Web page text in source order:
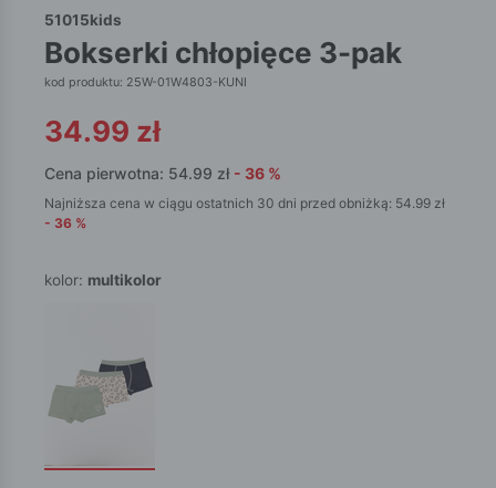
51015kids
bokserki chłopięce 3-pak
kod produktu: 25W-01W4803-KUNI
34.99 zł
Cena pierwotna: 54.99 zł - 36 %
Najniższa cena w ciągu ostatnich 30 dni przed obniżką: 54.99 zł
- 36 %
kolor: multikolor